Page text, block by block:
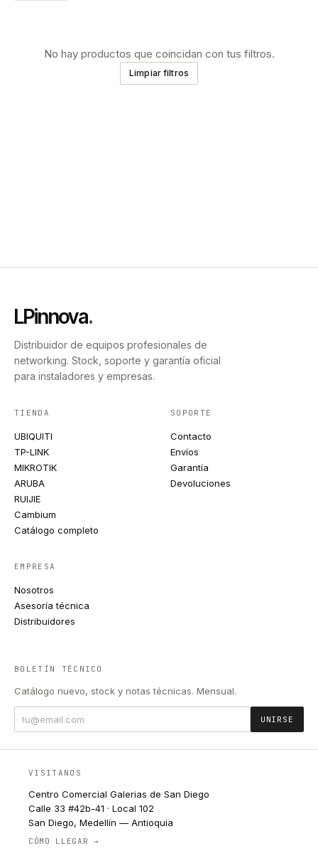
No hay productos que coincidan con tus filtros.
Limpiar filtros
LPinnova.
Distribuidor de equipos profesionales de
networking. Stock, soporte y garantía oficial
para instaladores y empresas.
TIENDA
UBIQUITI
TP-LINK
MIKROTIK
ARUBA
RUIJIE
Cambium
Catálogo completo
SOPORTE
Contacto
Envíos
Garantía
Devoluciones
EMPRESA
Nosotros
Asesoría técnica
Distribuidores
BOLETÍN TÉCNICO
Catálogo nuevo, stock y notas técnicas. Mensual.
UNIRSE
VISITANOS
Centro Comercial Galerias de San Diego
Calle 33 #42b-41 · Local 102
San Diego, Medellín — Antioquia
CÓMO LLEGAR →